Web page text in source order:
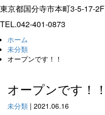
東京都国分寺市本町3-5-17-2F
TEL.042-401-0873
ホーム
未分類
オープンです！！
オープンです！！
未分類 | 2021.06.16